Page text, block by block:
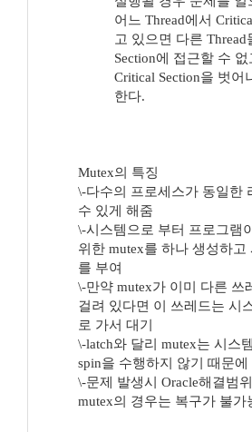
어느 Thread에서
고 있으면 다른 Thread
Section에 접근할 수
Critical Section을 벗어
한다.
Mutex의 특징
\-다수의 프로세스가 동일한
수 있게 해줌
\-시스템으로 부터 프로그램
위한 mutex를 하나 생성하고
를 부여
\-만약 mutex가 이미 다른 쓰
걸려 있다면 이 쓰레드는 시
로 가서 대기
\-latch와 달리 mutex는 시스
spin을 수행하지 않기 때문에
\-문제 발생시 Oracle해결범
mutex의 경우는 복구가 불가